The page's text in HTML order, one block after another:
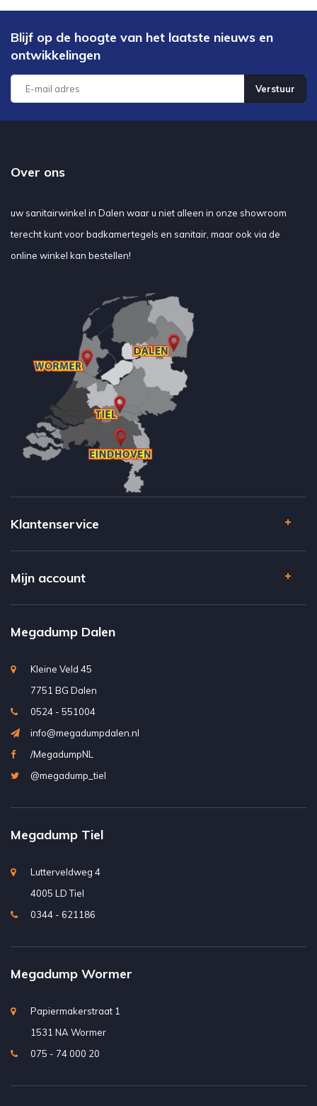
Blijf op de hoogte van het laatste nieuws en
ontwikkelingen
Verstuur
Over ons
uw sanitairwinkel in Dalen waar u niet alleen in onze showroom
terecht kunt voor badkamertegels en sanitair, maar ook via de
online winkel kan bestellen!
Klantenservice
Mijn account
Megadump Dalen
Kleine Veld 45
7751 BG Dalen
0524 - 551004
info@megadumpdalen.nl
/MegadumpNL
@megadump_tiel
Megadump Tiel
Lutterveldweg 4
4005 LD Tiel
0344 - 621186
Megadump Wormer
Papiermakerstraat 1
1531 NA Wormer
075 - 74 000 20